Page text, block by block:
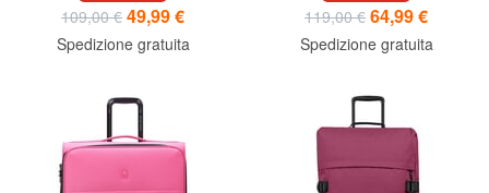
109,00 € 49,99 €
Spedizione gratuita
119,00 € 64,99 €
Spedizione gratuita